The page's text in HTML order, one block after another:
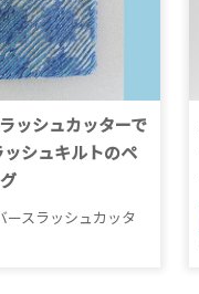
ッシュカッターで
ッシュキルトのペ
ースラッシュカッタ